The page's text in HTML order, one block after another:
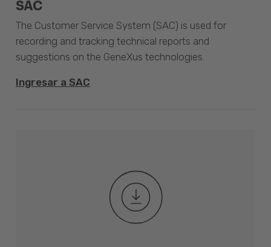
SAC
The Customer Service System (SAC) is used for
recording and tracking technical reports and
suggestions on the GeneXus technologies.
Ingresar a SAC